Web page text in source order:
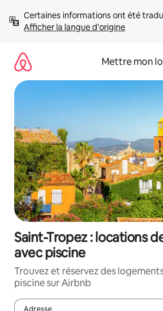
directement
Afficher la langue d'origine
Mettre mon
Saint-Tropez : locations
avec piscine
Trouvez et réservez des
piscine sur Airbnb